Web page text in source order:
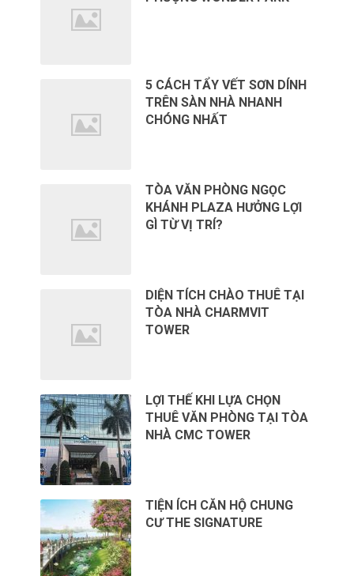
5 CÁCH TẨY VẾT SƠN DÍNH
TRÊN SÀN NHÀ NHANH
CHÓNG NHẤT
TÒA VĂN PHÒNG NGỌC
KHÁNH PLAZA HƯỞNG LỢI
GÌ TỪ VỊ TRÍ?
DIỆN TÍCH CHÀO THUÊ TẠI
TÒA NHÀ CHARMVIT
TOWER
LỢI THẾ KHI LỰA CHỌN
THUÊ VĂN PHÒNG TẠI TÒA
NHÀ CMC TOWER
TIỆN ÍCH CĂN HỘ CHUNG
CƯ THE SIGNATURE